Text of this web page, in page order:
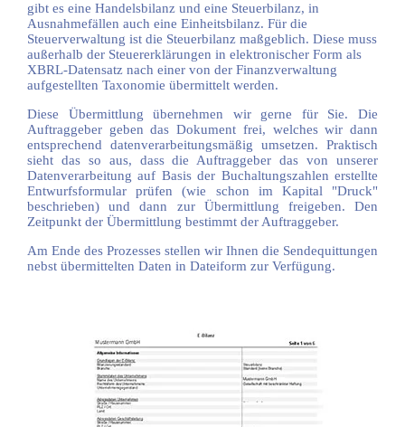
gibt es eine Handelsbilanz und eine Steuerbilanz, in
Ausnahmefällen auch eine Einheitsbilanz. Für die
Steuerverwaltung ist die Steuerbilanz maßgeblich. Diese muss
außerhalb der Steuererklärungen in elektronischer Form als
XBRL-Datensatz nach einer von der Finanzverwaltung
aufgestellten Taxonomie übermittelt werden.
Diese Übermittlung übernehmen wir gerne für Sie. Die
Auftraggeber geben das Dokument frei, welches wir dann
entsprechend datenverarbeitungsmäßig umsetzen. Praktisch
sieht das so aus, dass die Auftraggeber das von unserer
Datenverarbeitung auf Basis der Buchaltungszahlen erstellte
Entwurfsformular prüfen (wie schon im Kapital "Druck"
beschrieben) und dann zur Übermittlung freigeben. Den
Zeitpunkt der Übermittlung bestimmt der Auftraggeber.
Am Ende des Prozesses stellen wir Ihnen die Sendequittungen
nebst übermittelten Daten in Dateiform zur Verfügung.